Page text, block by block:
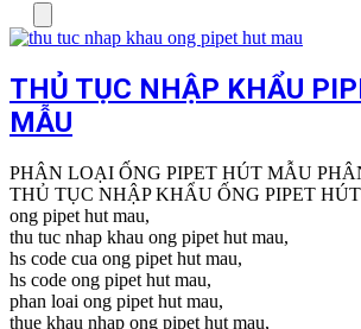
THỦ TỤC NHẬP KHẨU
MẪU
PHÂN LOẠI ỐNG PIPET HÚT MẪU
THỦ TỤC NHẬP KHẨU ỐNG PIPET
ong pipet hut mau,
thu tuc nhap khau ong pipet hut mau,
hs code cua ong pipet hut mau,
hs code ong pipet hut mau,
phan loai ong pipet hut mau,
thue khau nhap ong pipet hut mau,